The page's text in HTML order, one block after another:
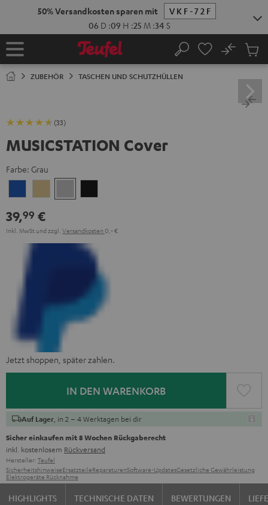
50% Versandkosten sparen mit
VKF-72F
06 D :09 H :25 M :33 S
Startseite Suche
No
ZUBEHÖR TASCHEN UND SCHUTZHÜLLEN
(33)
MUSICSTATION Cover
Farbe: Grau
39,99 €
Inkl. MwSt und zzgl. Versandkosten 0,‐ €
Jetzt shoppen, später zahlen.
IN DEN WARENKORB
Auf Lager , in 2 – 4 Werktagen bei dir
Sicher einkaufen mit 8 Wochen Rückgaberecht
inkl. kostenlosem Rückversand
Hersteller: Teufel
SicherheitshinweiseErsatzteileReparaturenSoftware-UpdatesGesetzliche Gewährleistung
Elektrogeräte Rücknahme
HIGHLIGHTS TECHNISCHE DATEN BEWERTUNGEN